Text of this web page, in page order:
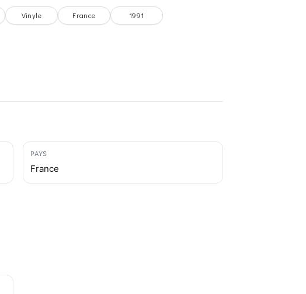
Vinyle France 1991
PAYS
France